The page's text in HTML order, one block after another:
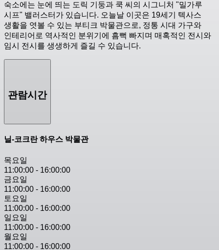
숙소에는 눈에 띄는 도릭 기둥과 쿡 씨의 시그니처 "밀가루
시프" 밸러스터가 있습니다. 오늘날 이곳은 19세기 텍사스
생활을 엿볼 수 있는 부티크 박물관으로, 정통 시대 가구와
인테리어로 역사적인 분위기에 흠뻑 빠지며 매혹적인 전시와
임시 전시를 생생하게 즐길 수 있습니다.
관람시간
닐-코크란 하우스 박물관
목요일
11:00:00 - 16:00:00
금요일
11:00:00 - 16:00:00
토요일
11:00:00 - 16:00:00
일요일
11:00:00 - 16:00:00
월요일
11:00:00 - 16:00:00